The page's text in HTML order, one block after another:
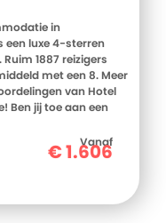
in
een luxe 4-sterren
1887 reizigers
met een 8. Meer
van Hotel
Ben jij toe aan een
Vanaf
€1.606